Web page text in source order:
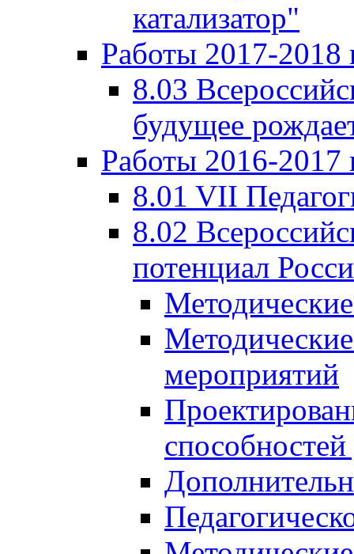
катализатор"
Работы 2017-2018
8.03
будущее
Работы 2016-2017
8.01 VII
8.02
потенциал
мероприятий